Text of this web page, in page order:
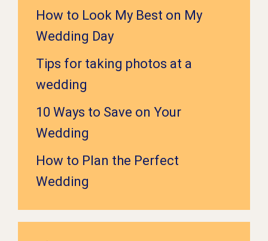
How to Look My Best on My
Wedding Day
Tips for taking photos at a
wedding
10 Ways to Save on Your
Wedding
How to Plan the Perfect
Wedding